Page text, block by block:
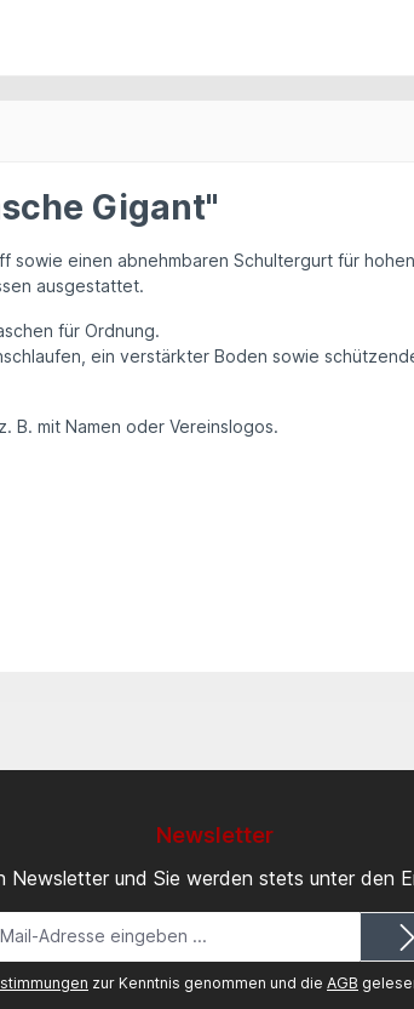
Gigant"
sowie einen abnehmbaren Schultergurt für
ausgestattet.
für Ordnung.
, ein verstärkter Boden sowie
z. B. mit Namen oder Vereinslogos.
Newsletter
und Sie werden stets unter den
Mail-
Adresse*
zur Kenntnis genommen und die AGB